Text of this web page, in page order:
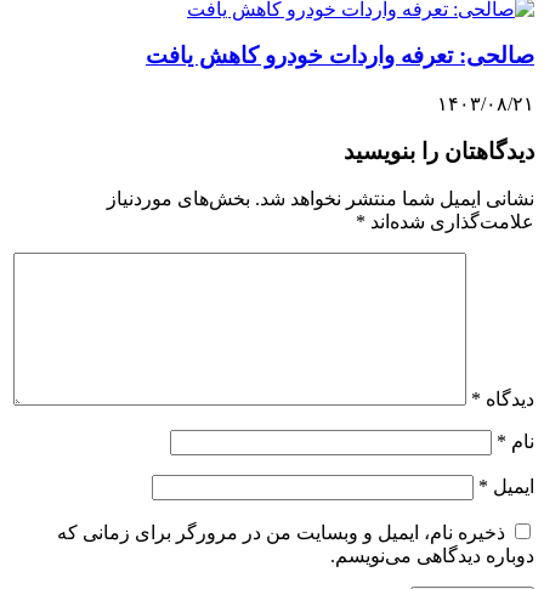
صالحی: تعرفه واردات خودرو کاهش یافت
۱۴۰۳/۰۸/۲۱
دیدگاهتان را بنویسید
نشانی ایمیل شما منتشر نخواهد شد. بخش‌های موردنیاز
علامت‌گذاری شده‌اند *
دیدگاه *
نام *
ایمیل *
ذخیره نام، ایمیل و وبسایت من در مرورگر برای زمانی که
دوباره دیدگاهی می‌نویسم.